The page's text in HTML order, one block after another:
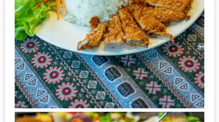
ไม่
เกิน
บาท
รีวิว
ดี
กับ
วงใน